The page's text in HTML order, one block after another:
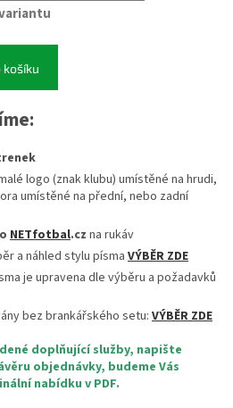
košíku
logo (znak klubu) umístěné na hrudi,
umístěné na přední, nebo zadní
NETfotbal.cz na rukáv
a náhled stylu písma VÝBĚR ZDE
je upravena dle výběru a požadavků
bez brankářského setu: VÝBĚR ZDE
doplňující služby, napište
objednávky, budeme Vás
nabídku v PDF.